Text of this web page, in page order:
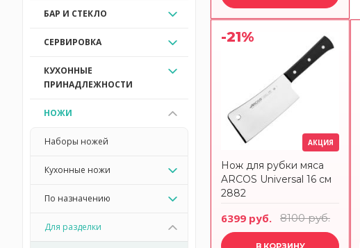
ЕДИМ ДОМА 2
БАР И СТЕКЛО
СЕРВИРОВКА
КУХОННЫЕ
ПРИНАДЛЕЖНОСТИ
НОЖИ
Наборы ножей
Кухонные ножи
По назначению
Для разделки
-21%
АКЦИЯ
Нож для рубки мяса
ARCOS Universal 16 см
2882
6399 руб. 8100 руб.
В КОРЗИНУ